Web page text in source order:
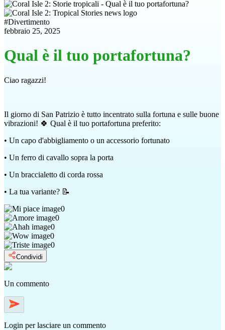
#Divertimento
febbraio 25, 2025
Qual è il tuo portafortuna?
Ciao ragazzi!
Il giorno di San Patrizio è tutto incentrato sulla fortuna e sulle buone
vibrazioni! 🍀 Qual è il tuo portafortuna preferito:
• Un capo d'abbigliamento o un accessorio fortunato
• Un ferro di cavallo sopra la porta
• Un braccialetto di corda rossa
• La tua variante? 📝
0
0
0
0
0
Condividi
Un commento
Login per lasciare un commento